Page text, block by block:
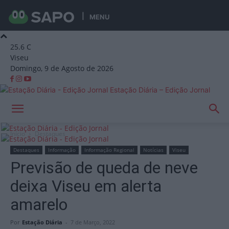
MENU
25.6 C
Viseu
Domingo, 9 de Agosto de 2026
Estação Diária – Edição Jornal
Início Destaques
Destaques Informação Informação Regional Notícias Viseu
Previsão de queda de neve
deixa Viseu em alerta
amarelo
Por Estação Diária - 7 de Março, 2022